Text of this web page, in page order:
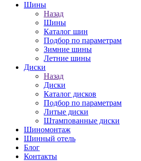
Шины
Назад
Шины
Каталог шин
Подбор по параметрам
Зимние шины
Летние шины
Диски
Назад
Диски
Каталог дисков
Подбор по параметрам
Литые диски
Штампованные диски
Шиномонтаж
Шинный отель
Блог
Контакты